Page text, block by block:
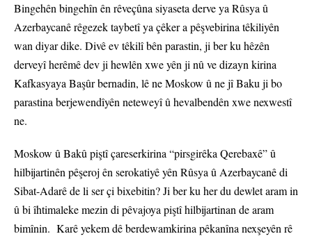
Bingehên bingehîn ên rêveçûna siyaseta derve ya Rûsya û
Azerbaycanê rêgezek taybetî ya çêker a pêşvebirina têkiliyên
wan diyar dike. Divê ev têkilî bên parastin, ji ber ku hêzên
derveyî herêmê dev ji hewlên xwe yên ji nû ve dizayn kirina
Kafkasyaya Başûr bernadin, lê ne Moskow û ne jî Baku ji bo
parastina berjewendîyên neteweyî û hevalbendên xwe nexwestî
ne.
Moskow û Bakû piştî çareserkirina “pirsgirêka Qerebaxê” û
hilbijartinên pêşeroj ên serokatiyê yên Rûsya û Azerbaycanê di
Sibat-Adarê de li ser çi bixebitin? Ji ber ku her du dewlet aram in
û bi îhtimaleke mezin di pêvajoya piştî hilbijartinan de aram
bimînin. Karê yekem dê berdewamkirina pêkanîna nexşeyên rê